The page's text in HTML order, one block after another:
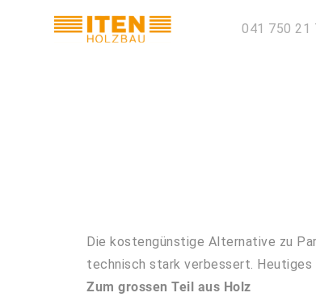
041 750 21
Die kostengünstige Alternative zu
technisch stark verbessert.
Zum grossen Teil aus Holz